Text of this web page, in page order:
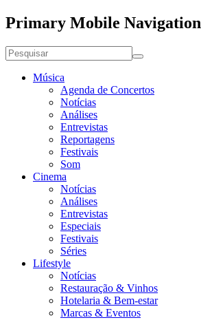
Primary Mobile Navigation
Música
Agenda de Concertos
Notícias
Análises
Entrevistas
Reportagens
Festivais
Som
Cinema
Notícias
Análises
Entrevistas
Especiais
Festivais
Séries
Lifestyle
Notícias
Restauração & Vinhos
Hotelaria & Bem-estar
Marcas & Eventos